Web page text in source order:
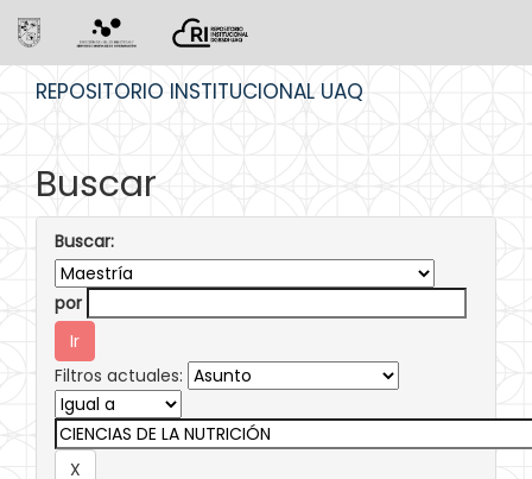
REPOSITORIO INSTITUCIONAL UAQ
Buscar
Buscar:
por
Filtros actuales: